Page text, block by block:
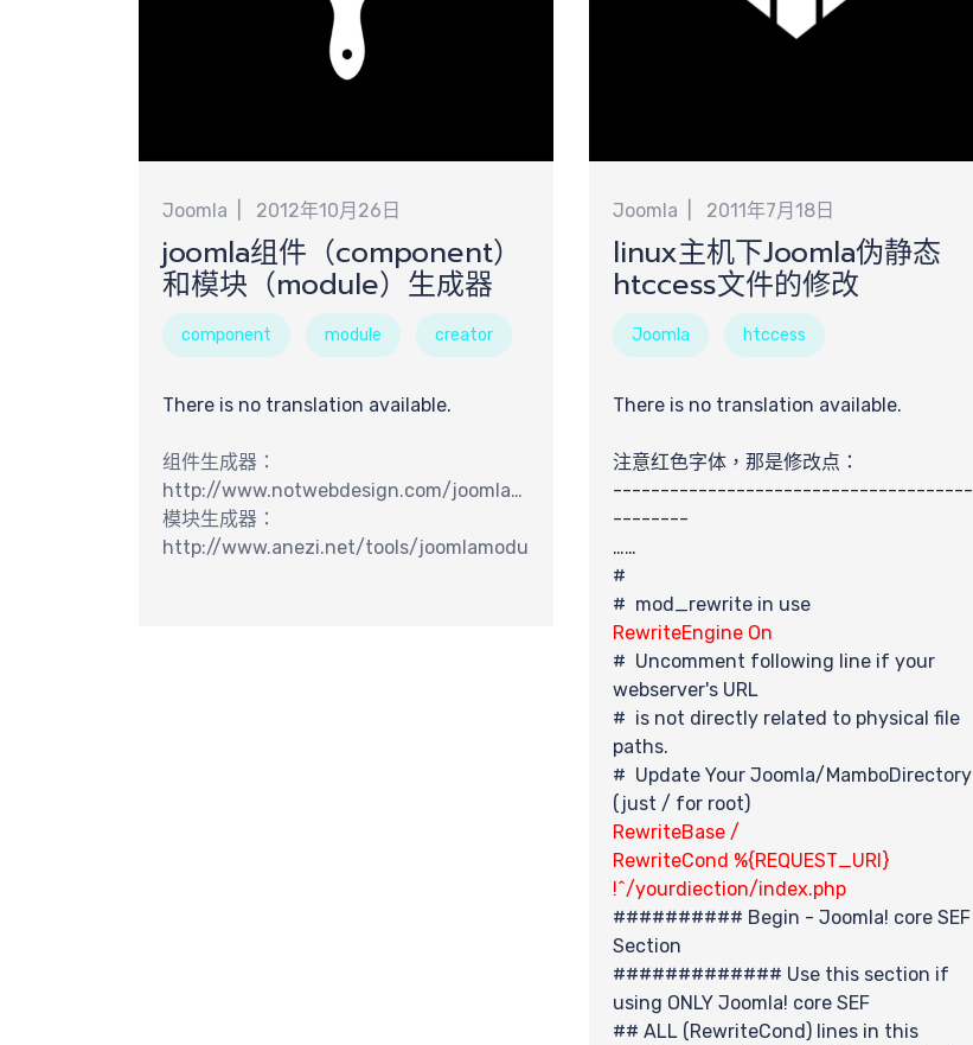
计
最新
分享
Joomla 2012年10月26日
joomla组件（component）
和模块（module）生成器
component module creator
There is no translation available.
组件生成器：
http://www.notwebdesign.com/joomla-
component-creator/
模块生成器：
http://www.anezi.net/tools/joomlamodulecreator/
Joomla 2011年7月18日
linux主机下Joomla伪静态
htccess文件的修改
Joomla htccess
There is no translation available.
注意红色字体，那是修改点：
--------------------------------------
--------
……
#
# mod_rewrite in use
RewriteEngine On
# Uncomment following line if your
webserver's URL
# is not directly related to physical file
paths.
# Update Your Joomla/MamboDirectory
(just / for root)
RewriteBase /
RewriteCond %{REQUEST_URI}
!^/yourdiection/index.php
########## Begin - Joomla! core SEF
Section
############# Use this section if
using ONLY Joomla! core SEF
## ALL (RewriteCond) lines in this